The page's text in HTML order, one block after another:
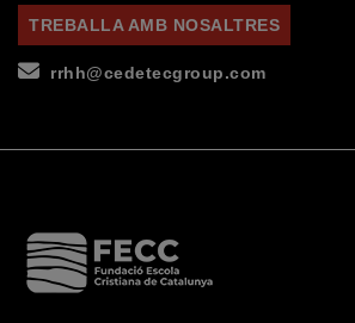
TREBALLA AMB NOSALTRES
rrhh@cedetecgroup.com